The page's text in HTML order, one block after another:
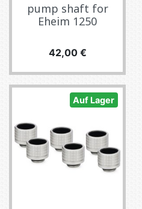
pump shaft for
Eheim 1250
Preis
42,00 €
Auf Lager